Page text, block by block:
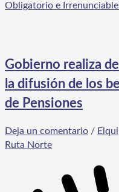
Obligatorio e
Gobierno realiza
la difusión de los
de Pensiones
Deja un comentario / Elqui
Ruta Norte